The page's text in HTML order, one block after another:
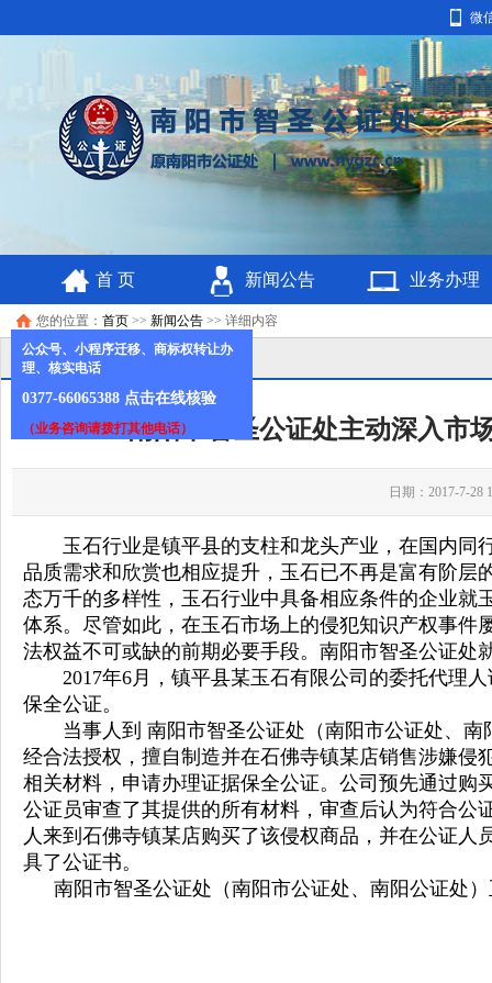
微
公众号、小程序迁移、商标权转让办
理、核实电话
0377-66065388 点击在线核验
（业务咨询请拨打其他电话）
首 页 新闻公告 业务办理
您的位置： 首页 >> 新闻公告 >> 详细内容
南阳市智圣公证处主动深入市
日期：2017-7-
玉石行业是镇平县的支柱和龙头产业，在国内同
品质需求和欣赏也相应提升， 玉石已不再是富有阶层
态万千的多样性， 玉石行业中具备相应条件的企业就
体系。尽管如此，在玉石市场上的侵犯知识产权事件
法权益不可或缺的前期必要手段。 南阳市智圣公证处
2017年6月， 镇平县某玉石有限公司的委托代理
保全公证。
当事人到 南阳市智圣公证处（南阳市公证处、南
经合法授权，擅自制造并在石佛寺镇某店销售涉嫌侵
相关材料，申请办理证据保全公证。公司预先通过
公证员审查了其提供的所有材料，审查后认为符合
人来到 石佛寺镇某店购买了该侵权商品，并在公证人
具了公证书。
南阳市智圣公证处（南阳市公证处、南阳公证处）